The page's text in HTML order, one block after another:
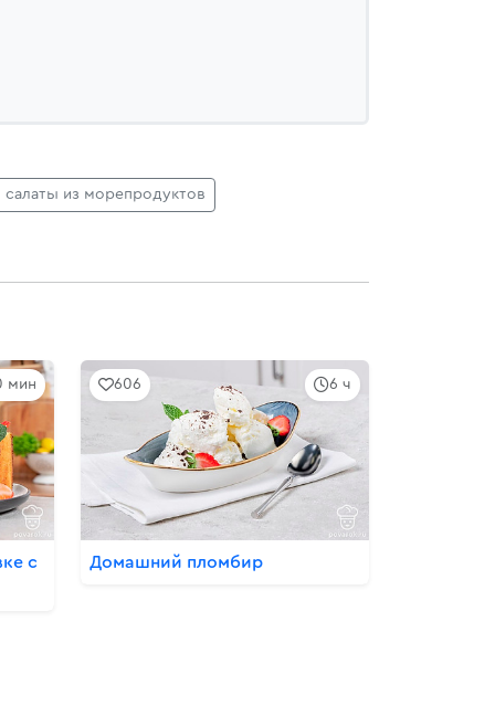
салаты из морепродуктов
мин
с
6 ч
606
Домашний пломбир